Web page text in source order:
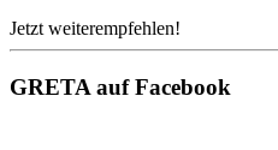
Jetzt weiterempfehlen!
GRETA auf Facebook